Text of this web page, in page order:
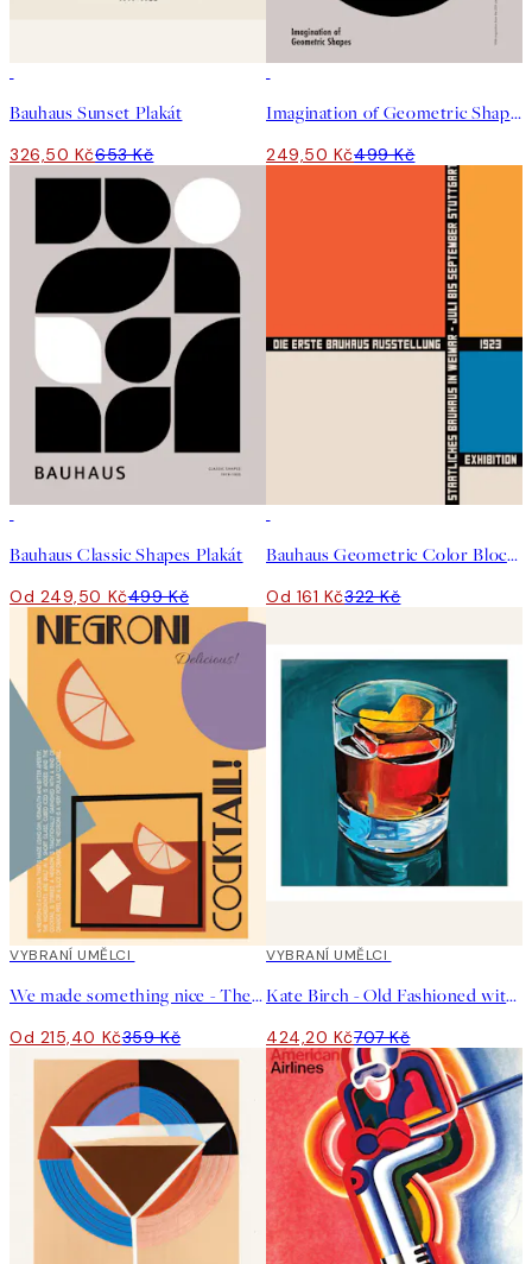
Bauhaus Sunset Plakát
326,50 Kč653 Kč
Imagination of Geometric Shapes Plakát
249,50 Kč499 Kč
Bauhaus Classic Shapes Plakát
Od 249,50 Kč499 Kč
Bauhaus Geometric Color Blocks Plakát
Od 161 Kč322 Kč
40%*
VYBRANÍ UMĚLCI
We made something nice - The Negroni Plakát
Od 215,40 Kč359 Kč
40%*
VYBRANÍ UMĚLCI
Kate Birch - Old Fashioned with a Twist of Orange Plakát
424,20 Kč707 Kč